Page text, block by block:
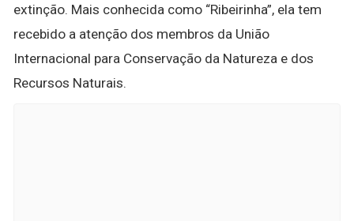
extinção. Mais conhecida como “Ribeirinha”, ela tem
recebido a atenção dos membros da União
Internacional para Conservação da Natureza e dos
Recursos Naturais.